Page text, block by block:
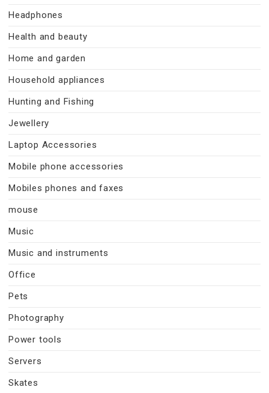
Headphones
Health and beauty
Home and garden
Household appliances
Hunting and Fishing
Jewellery
Laptop Accessories
Mobile phone accessories
Mobiles phones and faxes
mouse
Music
Music and instruments
Office
Pets
Photography
Power tools
Servers
Skates